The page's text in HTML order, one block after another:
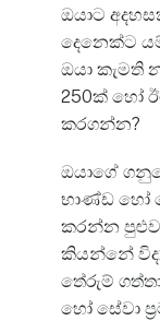
ඔයාට
දෙනෙක්ට
ඔයා කැමති
250ක් හෝ
කරගන්න?
ඔයාගේ
භාණ්ඩ හෝ
කරන්න
කියන්නේ
තේරුම්
හෝ සේවා